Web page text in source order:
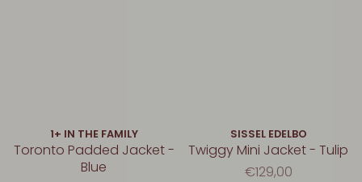
1+ IN THE FAMILY
Toronto Padded Jacket -
Blue
SISSEL EDELBO
Twiggy Mini Jacket - Tulip
€129,00